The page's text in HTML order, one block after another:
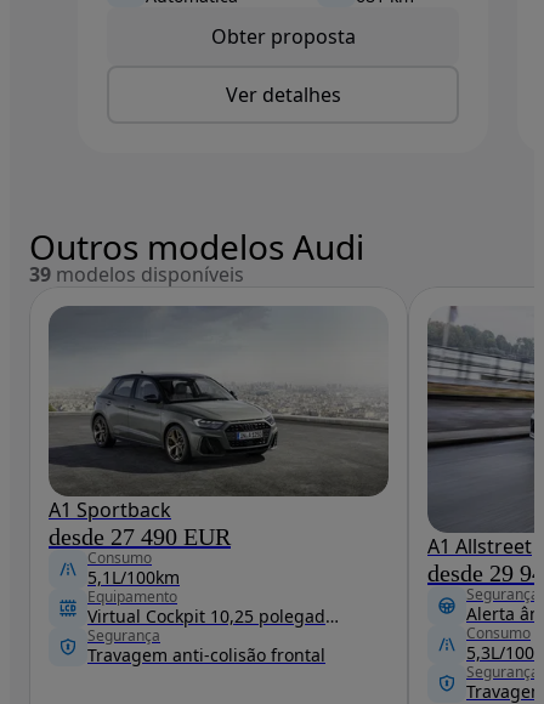
Obter proposta
Ver detalhes
Outros modelos Audi
39 modelos disponíveis
A1 Sportback
desde 27 490 EUR
Consumo
5,1L/100km
Equipamento
Virtual Cockpit 10,25 polegadas
Segurança
Travagem anti-colisão frontal
A1 Allstreet
desde 29
Segurança
Alerta
Consumo
5,3L/
Segurança